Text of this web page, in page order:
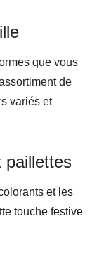
que vous
de
variés et
paillettes
et les
touche festive